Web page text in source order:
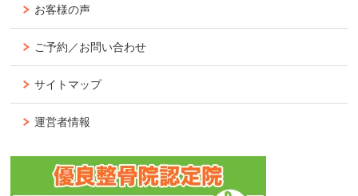
お客様の声
ご予約／お問い合わせ
サイトマップ
運営者情報